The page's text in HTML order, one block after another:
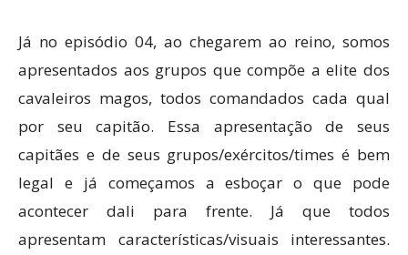
Já no episódio 04, ao chegarem ao reino, somos
apresentados aos grupos que compõe a elite dos
cavaleiros magos, todos comandados cada qual
por seu capitão. Essa apresentação de seus
capitães e de seus grupos/exércitos/times é bem
legal e já começamos a esboçar o que pode
acontecer dali para frente. Já que todos
apresentam características/visuais interessantes.